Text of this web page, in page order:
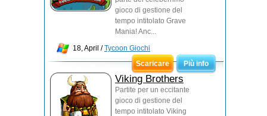
gioco di gestione del
tempo intitolato Grave
Mania! Anc...
18, April /Tycoon Giochi
Scaricare
Più info
Viking Brothers
Partite per un eccitante
gioco di gestione del
tempo intitolato Viking